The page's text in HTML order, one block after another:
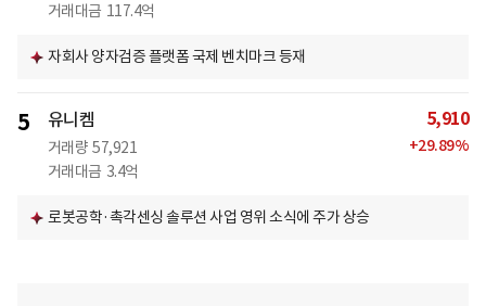
거래대금 117.4억
자회사 양자검증 플랫폼 국제 벤치마크 등재
5 유니켐
거래량 57,921
거래대금 3.4억
5,910
+29.89%
로봇공학·촉각센싱 솔루션 사업 영위 소식에 주가 상승